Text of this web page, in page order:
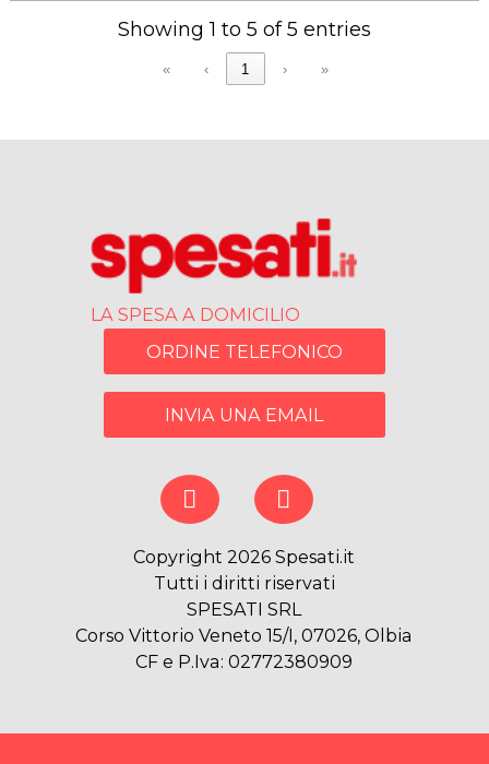
Showing 1 to 5 of 5 entries
« ‹ 1 › »
LA SPESA A DOMICILIO
ORDINE TELEFONICO
INVIA UNA EMAIL
Copyright 2026 Spesati.it
Tutti i diritti riservati
SPESATI SRL
Corso Vittorio Veneto 15/I, 07026, Olbia
CF e P.Iva: 02772380909